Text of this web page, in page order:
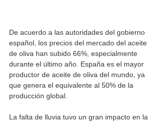
De acuerdo a las autoridades del gobierno
español, los precios del mercado del aceite
de oliva han subido 66%, especialmente
durante el último año. España es el mayor
productor de aceite de oliva del mundo, ya
que genera el equivalente al 50% de la
producción global.
La falta de lluvia tuvo un gran impacto en la